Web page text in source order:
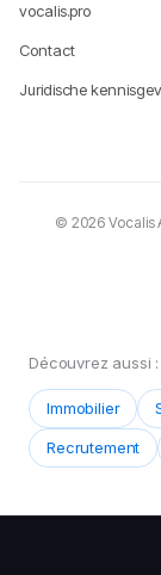
vocalis.pro
Contact
Juridische
© 2026 Vocalis
Découvrez aussi :
Immobilier
Recrutement